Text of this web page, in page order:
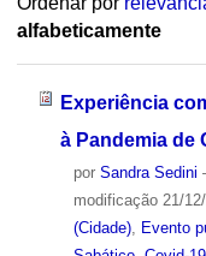
alfabeticamente
Experiência
à Pandemia de
por Sandra Sedini
modificação21/12/
(Cidade), Evento